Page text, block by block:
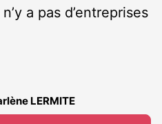
a pas d’entreprises
LERMITE